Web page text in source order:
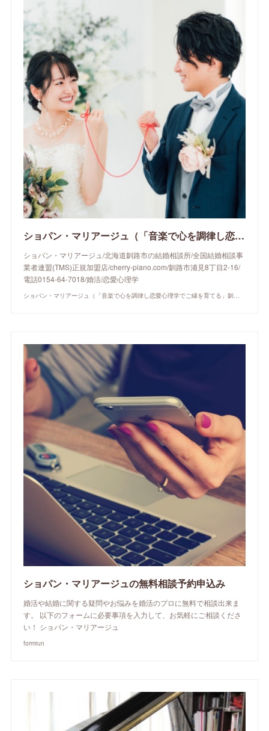
ショパン・マリアージュ（「音楽で心を調律し恋愛心理学でご縁を育てる」釧路市の結婚相談所）/ 全国結婚相談事業者連盟正規加盟店 / cherry-piano.com
ショパン・マリアージュ/北海道釧路市の結婚相談所/全国結婚相談事
業者連盟(TMS)正規加盟店/cherry-piano.com/釧路市浦見8丁目2-16/
電話0154-64-7018/婚活/恋愛心理学
ショパン・マリアージュの無料相談予約申込み
婚活や結婚に関する疑問やお悩みを婚活のプロに無料で相談出来ま
す。 以下のフォームに必要事項を入力して、お気軽にご相談くださ
い！ ショパン・マリアージュ
formrun